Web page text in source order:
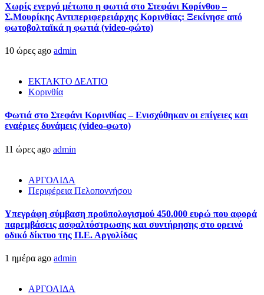
Χωρίς ενεργό μέτωπο η φωτιά στο Στεφάνι Κορίνθου –
Σ.Μουρίκης Αντιπεριφερειάρχης Κορινθίας: Ξεκίνησε από
φωτοβολταϊκά η φωτιά (video-φώτο)
10 ώρες ago admin
ΕΚΤΑΚΤΟ ΔΕΛΤΙΟ
Κορινθία
Φωτιά στο Στεφάνι Κορινθίας – Ενισχύθηκαν οι επίγειες και
εναέριες δυνάμεις (video-φωτο)
11 ώρες ago admin
ΑΡΓΟΛΙΔΑ
Περιφέρεια Πελοποννήσου
Υπεγράφη σύμβαση προϋπολογισμού 450.000 ευρώ που αφορά
παρεμβάσεις ασφαλτόστρωσης και συντήρησης στο ορεινό
οδικό δίκτυο της Π.Ε. Αργολίδας
1 ημέρα ago admin
ΑΡΓΟΛΙΔΑ